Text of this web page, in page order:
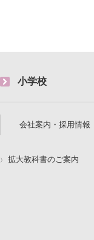
小学校
会社案内・採用情報
拡大教科書のご案内